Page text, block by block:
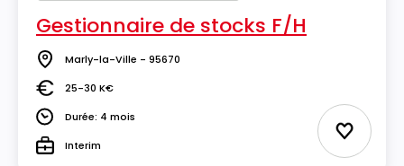
Gestionnaire de stocks F/H
Lieu Marly-la-Ville - 95670
Salaire25-30 K€
DuréeDurée: 4 mois
TypeInterim Ajouter